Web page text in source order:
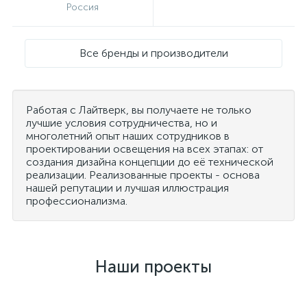
Россия
Все бренды и производители
Работая с Лайтверк, вы получаете не только
лучшие условия сотрудничества, но и
многолетний опыт наших сотрудников в
проектировании освещения на всех этапах: от
создания дизайна концепции до её технической
реализации. Реализованные проекты - основа
нашей репутации и лучшая иллюстрация
профессионализма.
Наши проекты